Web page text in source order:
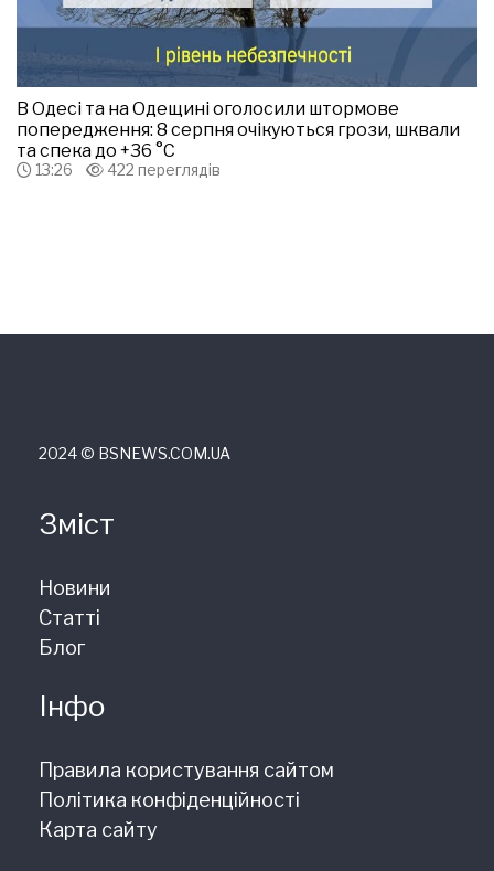
В Одесі та на Одещині оголосили штормове
попередження: 8 серпня очікуються грози, шквали
та спека до +36 °С
13:26 422 переглядів
2024 © ВSNEWS.COM.UA
Зміст
Новини
Статті
Блог
Інфо
Правила користування сайтом
Політика конфіденційності
Карта сайту